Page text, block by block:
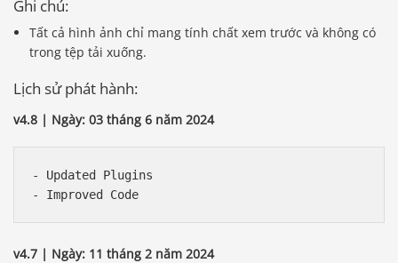
Ghi chú:
Tất cả hình ảnh chỉ mang tính chất xem trước và không có
trong tệp tải xuống.
Lịch sử phát hành:
v4.8 | Ngày: 03 tháng 6 năm 2024
- Updated Plugins
v4.7 | Ngày: 11 tháng 2 năm 2024